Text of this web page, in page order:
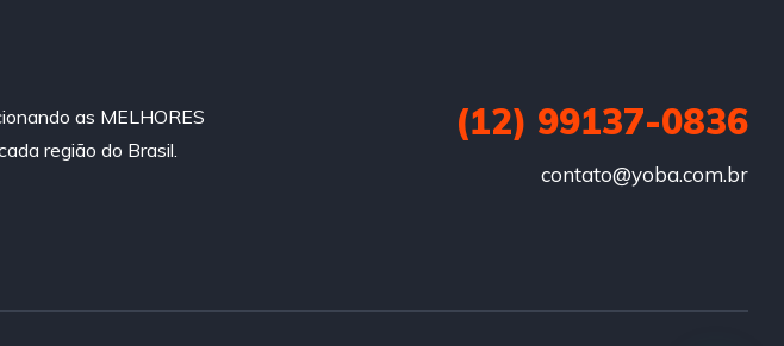
as MELHORES
região do Brasil.
(12) 99137-0836
contato@yoba.com.br